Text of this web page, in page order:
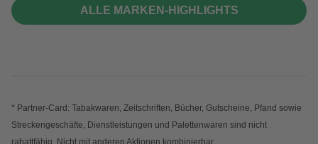
ALLE MARKEN-HIGHLIGHTS
* Partner-Card: Tabakwaren, Zeitschriften, Bücher, Gutscheine, Pfand sowie
Streckengeschäfte, Dienstleistungen und Palettenwaren sind nicht